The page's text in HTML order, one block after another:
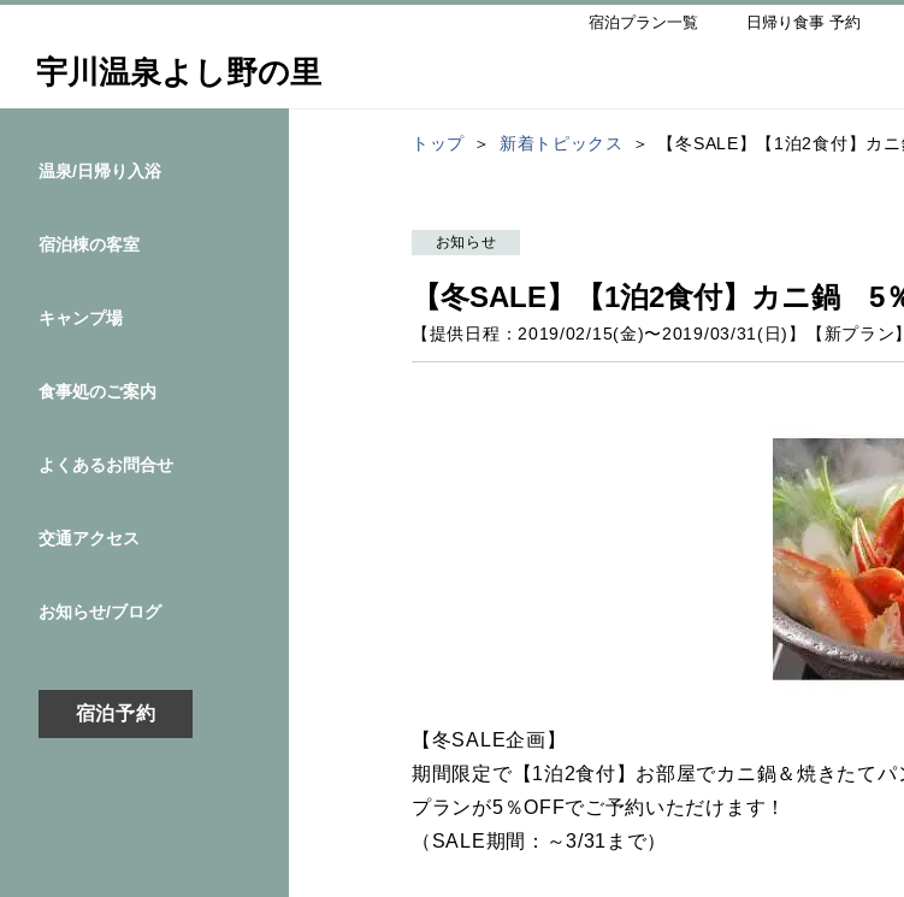
宿泊プラン一覧 日帰り食事 予約
宇川温泉よし野の里
温泉/日帰り入浴
宿泊棟の客室
キャンプ場
食事処のご案内
よくあるお問合せ
交通アクセス
お知らせ/ブログ
宿泊予約
トップ 新着トピックス 【冬SALE】【1泊2食付】
お知らせ
【冬SALE】【1泊2食付】カニ鍋 5
【提供日程： 2019/02/15(金)〜2019/03/31(日) 】 【 新プラン】
【冬SALE企画】
期間限定で【1泊2食付】お部屋でカニ鍋＆焼きたてパ
プランが5％OFFでご予約いただけます！
（SALE期間：～3/31まで）